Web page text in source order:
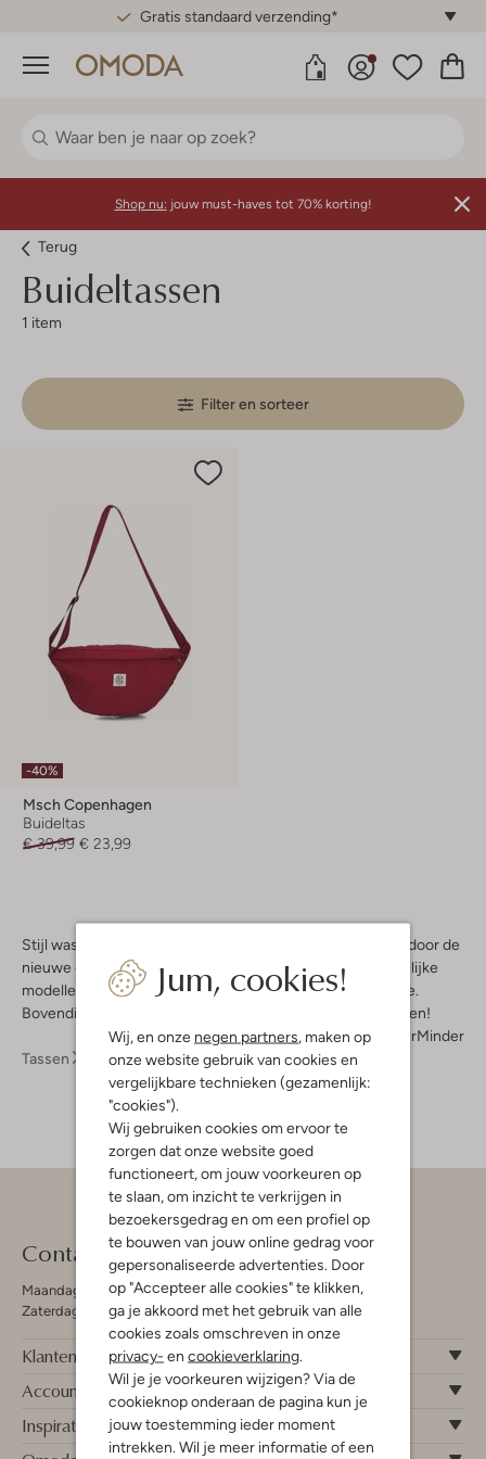
Gratis standaard verzending*
Menu
Jum, cookies!
Wij, en onze negen partners, maken op
onze website gebruik van cookies en
vergelijkbare technieken (gezamenlijk:
"cookies").
Wij gebruiken cookies om ervoor te
zorgen dat onze website goed
functioneert, om jouw voorkeuren op
te slaan, om inzicht te verkrijgen in
bezoekersgedrag en om een profiel op
te bouwen van jouw online gedrag voor
gepersonaliseerde advertenties. Door
op "Accepteer alle cookies" te klikken,
ga je akkoord met het gebruik van alle
cookies zoals omschreven in onze
privacy- en cookieverklaring.
Wil je je voorkeuren wijzigen? Via de
cookieknop onderaan de pagina kun je
jouw toestemming ieder moment
intrekken. Wil je meer informatie of een
Shop nu: jouw must-haves tot 70% korting!
Terug
Buideltassen
1 item
Filter en sorteer
-40%
Msch Copenhagen
Buideltas
€ 39,99 € 23,99
Stijl was nog nooit zó comfortabel. Laat je snel verrassen door de
nieuwe collectie buideltassen van Omoda. Deze gemakkelijke
modellen neem je in een handomdraai overal mee naar toe.
Bovendien kun je ze eenvoudigweg overal mee combineren!
MeerMinder
Tassen
Buideltassen
Contact
Maandag - Vrijdag 09:00 - 19:00 uur
Zaterdag 09:00 - 17:00 uur
Klantenservice
Account
Inspiratie